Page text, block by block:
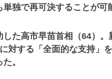
独で再可決することが可
た高市早苗首相（64）
対する「全面的な支持」
。